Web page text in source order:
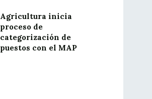
Agricultura inicia
proceso de
categorización de
puestos con el MAP